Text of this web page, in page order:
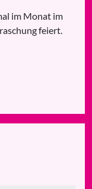
im Monat im
feiert.